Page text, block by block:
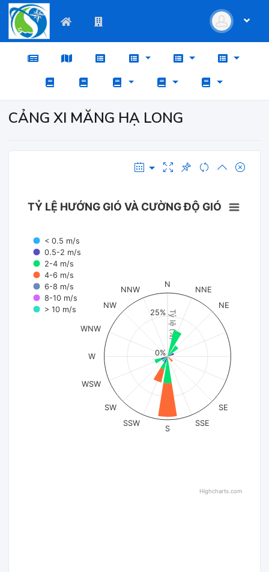
CẢNG XI MĂNG HẠ LONG
Tỷ lệ (%)
TỶ LỆ HƯỚNG GIÓ VÀ CƯỜNG ĐỘ GIÓ
< 0.5 m/s
0.5-2 m/s
2-4 m/s
4-6 m/s
6-8 m/s
8-10 m/s
> 10 m/s
N
NNE
NE
SE
SSE
S
SSW
SW
WSW
W
WNW
NW
NNW
0%
25%
Highcharts.com